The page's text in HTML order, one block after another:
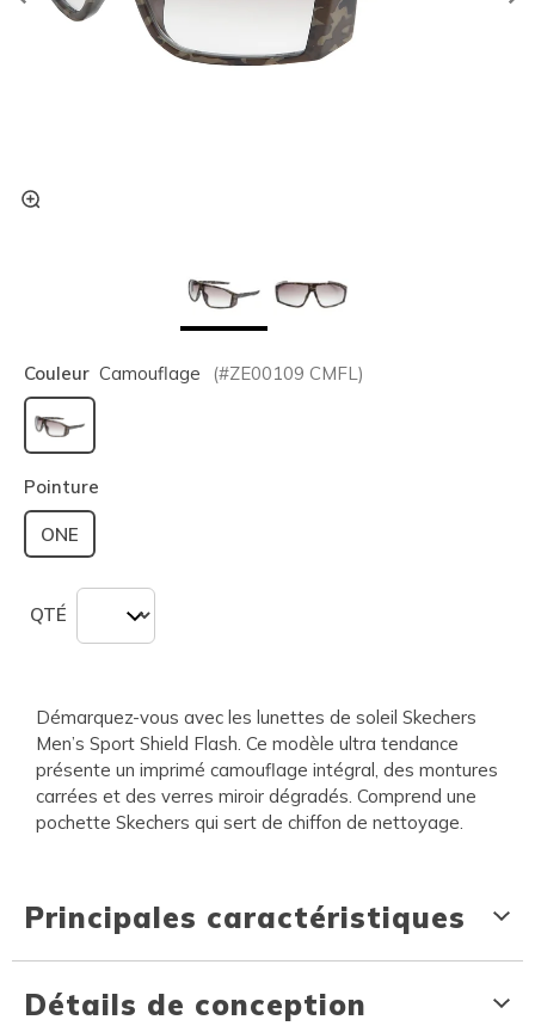
Couleur Camouflage (#ZE00109 CMFL )
sélectionné
Pointure
ONE
QTÉ
Démarquez-vous avec les lunettes de soleil Skechers
Men’s Sport Shield Flash. Ce modèle ultra tendance
présente un imprimé camouflage intégral, des montures
carrées et des verres miroir dégradés. Comprend une
pochette Skechers qui sert de chiffon de nettoyage.
Principales caractéristiques
Détails de conception